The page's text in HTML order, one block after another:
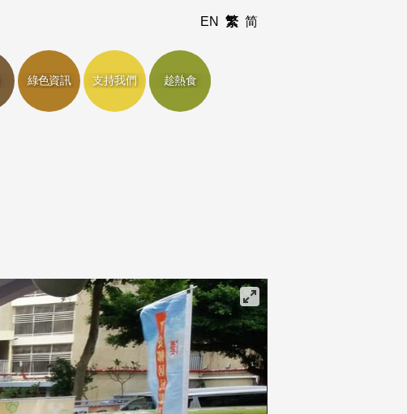
EN 繁 简
綠色資訊 支持我們 趁熱食